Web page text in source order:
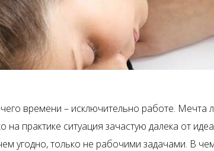
времени – исключительно работе. Мечта
на практике ситуация зачастую далека от
угодно, только не рабочими задачами. В